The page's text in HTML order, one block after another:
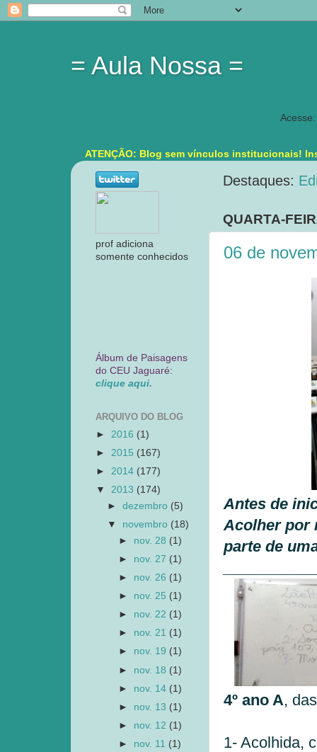
= Aula Nossa =
Acesse:
ATENÇÃO: Blog sem vínculos institucionais!
Destaques:
QUARTA-
06 de
Antes de
Acolher por
parte de
4º ano A,
1- Acolhida,
prof adiciona
somente conhecidos
Álbum de Paisagens
do CEU Jaguaré:
clique aqui.
ARQUIVO DO BLOG
► 2016 (1)
► 2015 (167)
► 2014 (177)
▼ 2013 (174)
►dezembro (5)
▼ novembro (18)
► nov. 28 (1)
► nov. 27 (1)
► nov. 26 (1)
► nov. 25 (1)
► nov. 22 (1)
► nov. 21 (1)
► nov. 19 (1)
► nov. 18 (1)
► nov. 14 (1)
► nov. 13 (1)
► nov. 12 (1)
► nov. 11 (1)